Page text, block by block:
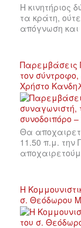
Η κινητήριος
τα κράτη,
απόγνωση
Παρεμβάσεις
τον
Χρήστο
Θα
11.50 π.μ.
Η
σ. Θεόδωρου